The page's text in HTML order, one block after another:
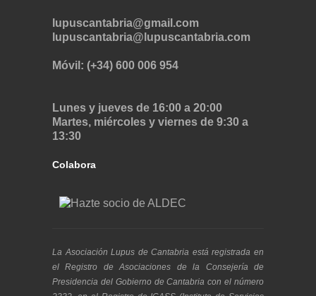
lupuscantabria@gmail.com
lupuscantabria@lupuscantabria.com
Móvil: (+34) 600 006 954
Lunes y jueves de 16:00 a 20:00
Martes, miércoles y viernes de 9:30 a
13:30
Colabora
La Asociación Lupus de Cantabria está registrada en
el Registro de Asociaciones de la Consejería de
Presidencia del Gobierno de Cantabria con el número